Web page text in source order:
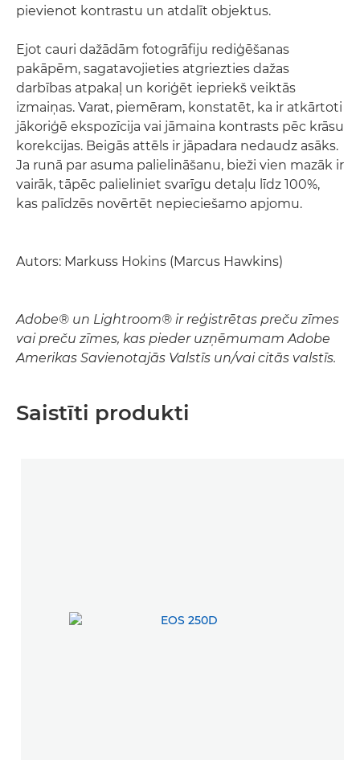
pievienot kontrastu un atdalīt objektus.
Ejot cauri dažādām fotogrāfiju rediģēšanas
pakāpēm, sagatavojieties atgriezties dažas
darbības atpakaļ un koriģēt iepriekš veiktās
izmaiņas. Varat, piemēram, konstatēt, ka ir atkārtoti
jākoriģē ekspozīcija vai jāmaina kontrasts pēc krāsu
korekcijas. Beigās attēls ir jāpadara nedaudz asāks.
Ja runā par asuma palielināšanu, bieži vien mazāk ir
vairāk, tāpēc palieliniet svarīgu detaļu līdz 100%,
kas palīdzēs novērtēt nepieciešamo apjomu.
Autors: Markuss Hokins (Marcus Hawkins)
Adobe® un Lightroom® ir reģistrētas preču zīmes
vai preču zīmes, kas pieder uzņēmumam Adobe
Amerikas Savienotajās Valstīs un/vai citās valstīs.
Saistīti produkti